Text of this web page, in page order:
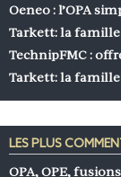
Oeneo : l’OPA
Tarkett: la
TechnipFMC :
Tarkett: la
LES PLUS
OPA, OPE,